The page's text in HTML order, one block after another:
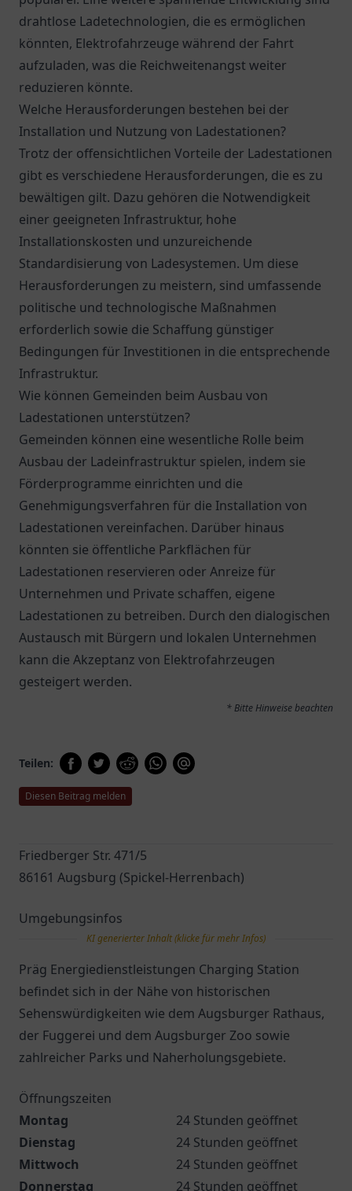
drahtlose Ladetechnologien, die es ermöglichen
könnten, Elektrofahrzeuge während der Fahrt
aufzuladen, was die Reichweitenangst weiter
reduzieren könnte.
Welche Herausforderungen bestehen bei der
Installation und Nutzung von Ladestationen?
Trotz der offensichtlichen Vorteile der Ladestationen
gibt es verschiedene Herausforderungen, die es zu
bewältigen gilt. Dazu gehören die Notwendigkeit
einer geeigneten Infrastruktur, hohe
Installationskosten und unzureichende
Standardisierung von Ladesystemen. Um diese
Herausforderungen zu meistern, sind umfassende
politische und technologische Maßnahmen
erforderlich sowie die Schaffung günstiger
Bedingungen für Investitionen in die entsprechende
Infrastruktur.
Wie können Gemeinden beim Ausbau von
Ladestationen unterstützen?
Gemeinden können eine wesentliche Rolle beim
Ausbau der Ladeinfrastruktur spielen, indem sie
Förderprogramme einrichten und die
Genehmigungsverfahren für die Installation von
Ladestationen vereinfachen. Darüber hinaus
könnten sie öffentliche Parkflächen für
Ladestationen reservieren oder Anreize für
Unternehmen und Private schaffen, eigene
Ladestationen zu betreiben. Durch den dialogischen
Austausch mit Bürgern und lokalen Unternehmen
kann die Akzeptanz von Elektrofahrzeugen
gesteigert werden.
* Bitte Hinweise beachten
Teilen:
Diesen Beitrag melden
Friedberger Str. 471/5
86161 Augsburg (Spickel-Herrenbach)
Umgebungsinfos
KI generierter Inhalt (klicke für mehr Infos)
Präg Energiedienstleistungen Charging Station
befindet sich in der Nähe von historischen
Sehenswürdigkeiten wie dem Augsburger Rathaus,
der Fuggerei und dem Augsburger Zoo sowie
zahlreicher Parks und Naherholungsgebiete.
Öffnungszeiten
Montag
24 Stunden geöffnet
Dienstag
24 Stunden geöffnet
Mittwoch
24 Stunden geöffnet
Donnerstag
24 Stunden geöffnet